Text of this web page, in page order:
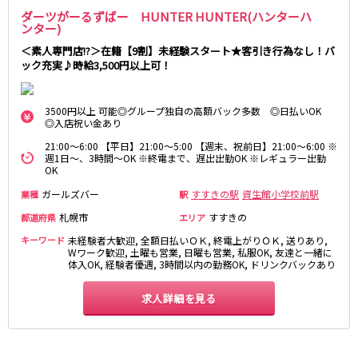
ダーツがーるずばー HUNTER HUNTER(ハンターハ
ンター)
＜素人専門店!?＞在籍【9割】未経験スタート★客引き行為なし！バ
ック充実♪時給3,500円以上可！
3500円以上 可能◎グループ独自の高額バック多数 ◎日払いOK
◎入店祝い金あり
21:00～6:00 【平日】21:00〜5:00 【週末、祝前日】21:00〜6:00 ※
週1日〜、3時間〜OK ※終電まで、遅出出勤OK ※レギュラー出勤
OK
業種 ガールズバー 駅 すすきの駅 資生館小学校前駅
都道府県 札幌市 エリア すすきの
キーワード 未経験者大歓迎, 全額日払いＯＫ, 終電上がりＯＫ, 送りあり,
Wワーク歓迎, 土曜も営業, 日曜も営業, 私服OK, 友達と一緒に
体入OK, 経験者優遇, 3時間以内の勤務OK, ドリンクバックあり
求人詳細を見る